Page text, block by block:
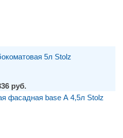
5л Stolz
руб.